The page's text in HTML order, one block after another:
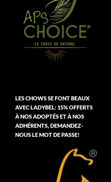
LES CHOWS SE FONT BEAUX
AVEC LADYBEL: 15% OFFERTS
À NOS ADOPTÉS ET À NOS
ADHÉRENTS, DEMANDEZ-
NOUS LE MOT DE PASSE!